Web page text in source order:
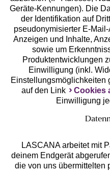
Unsere Apps
Services
Geräte-Kennungen). Die
der Identifikation auf
pseudonymisierter E-
Anzeigen und Inhalte,
sowie um
Produktentwicklungen
Einwilligung (inkl.
Einstellungsmöglichkeiten
auf den Link
Cookies
Einwilligung
LASCANA arbeitet mit
deinem Endgerät
die von uns übermittelten